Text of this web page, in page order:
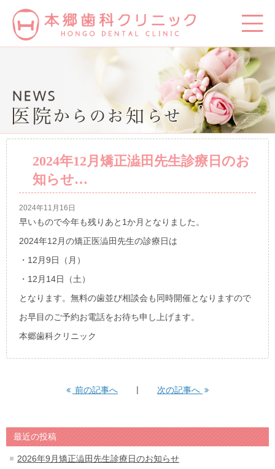
2024年12月矯正澁田先生診療日のお
知らせ…
2024年11月16日
早いもので今年も残りあと1か月となりました。
2024年12月の矯正医澁田先生の診療日は
・12月9日（月）
・12月14日（土）
となります。無料の歯並び相談会も同時開催となりますので
お早目のご予約お電話をお待ち申し上げます。
本郷歯科クリニック
前の記事へ 次の記事へ
最近の投稿
2026年9月矯正澁田先生診療日のお知らせ